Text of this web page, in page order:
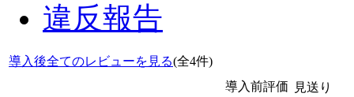
違反報告
導入後全てのレビューを見る(全4件)
導入前評価
見送り